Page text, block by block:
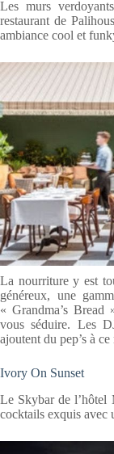
Les murs
restaurant de
ambiance cool et
La nourriture y est
généreux, une
« Grandma’s
vous séduire. Les
ajoutent du pep’s à
Ivory On Sunset
Le Skybar de l’hôtel
cocktails exquis avec